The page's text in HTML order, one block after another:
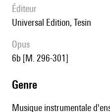
éditeur
Universal Edition, Tesin
Opus
6b [M. 296-301]
genre
Musique instrumentale